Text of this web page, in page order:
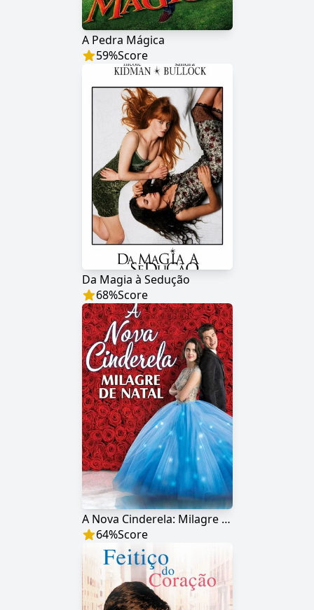
A Pedra Mágica
59%Score
Da Magia à Sedução
68%Score
A Nova Cinderela: Milagre de Natal
64%Score